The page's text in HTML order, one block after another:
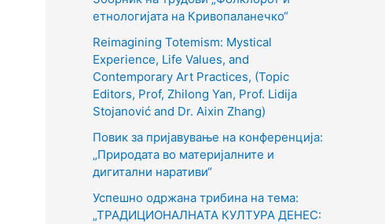
o
r
:
етнологијата на Кривопаланечко“
Reimagining Totemism: Mystical
Experience, Life Values, and
Contemporary Art Practices, (Topic
Editors, Prof, Zhilong Yan, Prof. Lidija
Stojanović and Dr. Aixin Zhang)
Повик за пријавување на конференција:
„Природата во материјалните и
дигитални наративи“
Успешно одржана трибина на тема:
„ТРАДИЦИОНАЛНАТА КУЛТУРА ДЕНЕС: